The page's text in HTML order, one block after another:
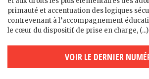
primauté et accentuation des logiques
contrevenant à l’accompagnement
le cœur du dispositif de prise en charge, (...)
VOIR LE DERNIER